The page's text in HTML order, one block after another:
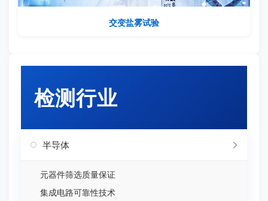
交变盐雾试验
检测行业
半导体
元器件筛选质量保证
集成电路可靠性技术